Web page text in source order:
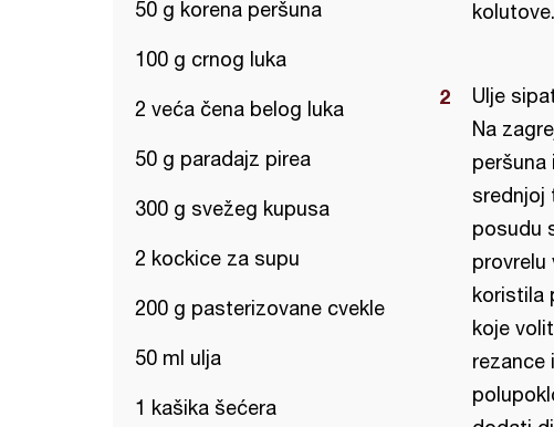
50 g korena peršuna
100 g crnog luka
2 veća čena belog luka
50 g paradajz pirea
300 g svežeg kupusa
2 kockice za supu
200 g pasterizovane cvekle
50 ml ulja
1 kašika šećera
kolutove.
Ulje
Na
peršuna
srednjoj
posudu
provrelu
koristila
koje
rezance